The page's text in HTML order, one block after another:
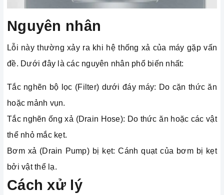
Nguyên nhân
Lỗi này thường xảy ra khi hệ thống xả của máy gặp vấn
đề. Dưới đây là các nguyên nhân phổ biến nhất:
Tắc nghẽn bộ lọc (Filter) dưới đáy máy: Do cặn thức ăn
hoặc mảnh vụn.
Tắc nghẽn ống xả (Drain Hose): Do thức ăn hoặc các vật
thể nhỏ mắc kẹt.
Bơm xả (Drain Pump) bị kẹt: Cánh quạt của bơm bị kẹt
bởi vật thể lạ.
Cách xử lý